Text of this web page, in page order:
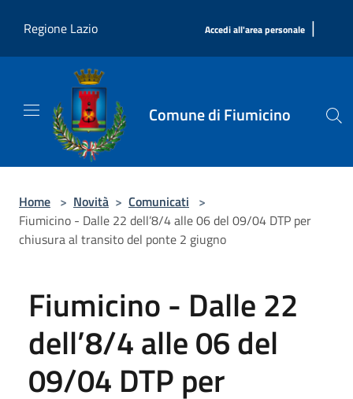
Regione Lazio
Accedi all'area personale |
Comune di Fiumicino
Home > Novità > Comunicati >
Fiumicino - Dalle 22 dell’8/4 alle 06 del 09/04 DTP per
chiusura al transito del ponte 2 giugno
Fiumicino - Dalle 22
dell’8/4 alle 06 del
09/04 DTP per